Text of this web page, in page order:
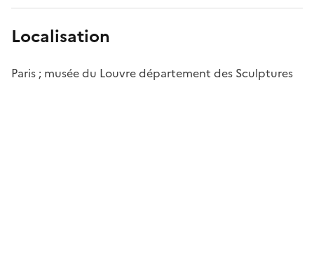
Localisation
Paris ; musée du Louvre département des Sculptures